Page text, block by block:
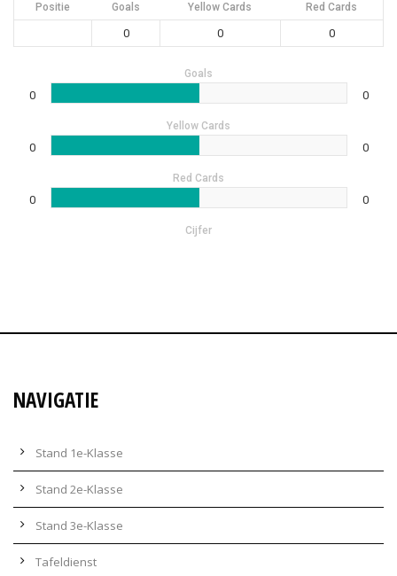
Positie Goals Yellow Cards Red Cards
0 0 0
Goals
0 0
Yellow Cards
0 0
Red Cards
0 0
Cijfer
NAVIGATIE
Stand 1e-Klasse
Stand 2e-Klasse
Stand 3e-Klasse
Tafeldienst